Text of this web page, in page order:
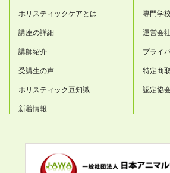
ホリスティックケアとは
講座の詳細
講師紹介
受講生の声
ホリスティック豆知識
新着情報
専門学
運営会社
プライ
特定商
認定協